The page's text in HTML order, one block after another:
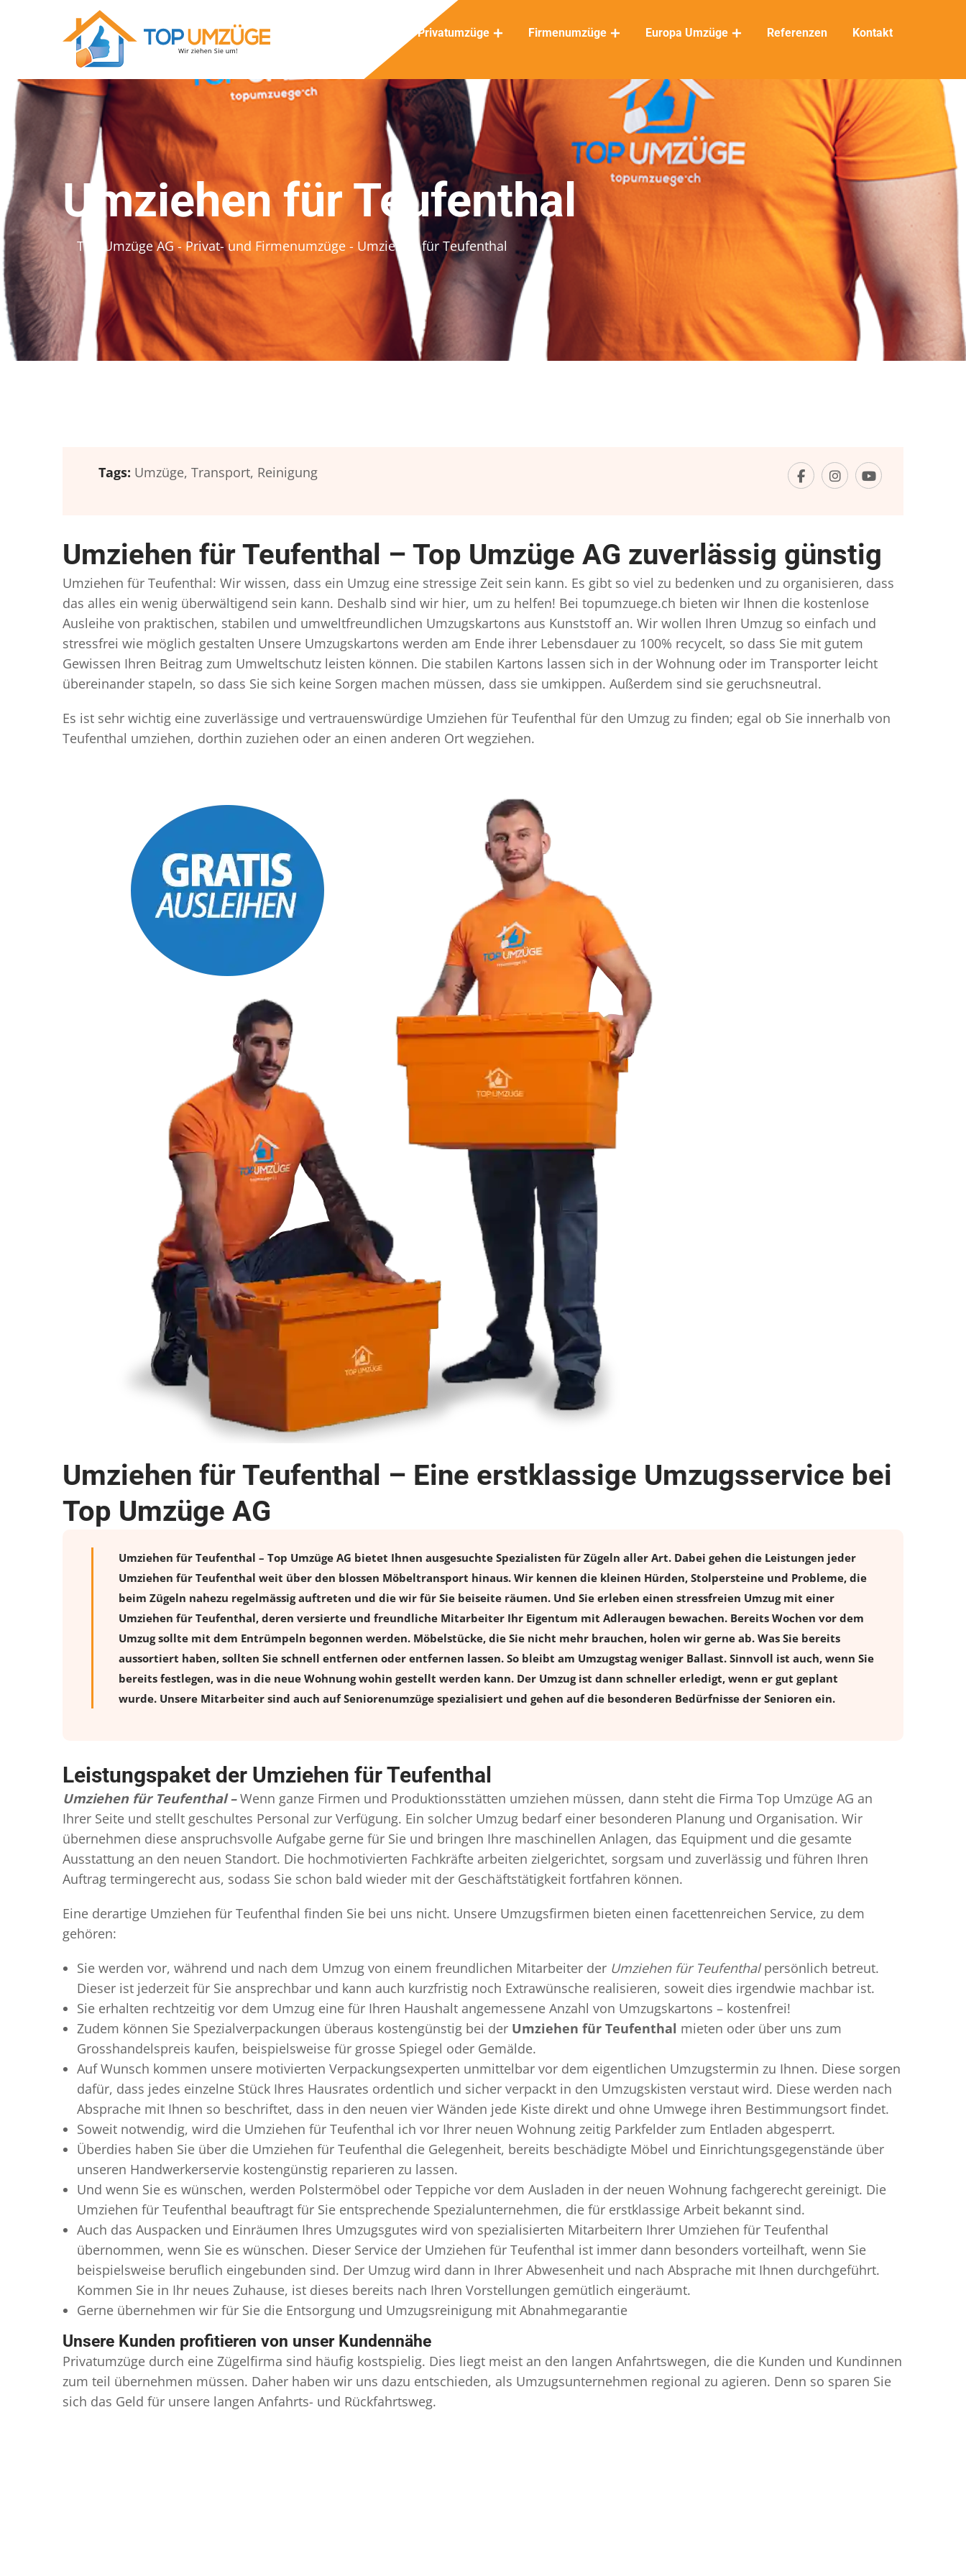
Privatumzüge Firmenumzüge Europa Umzüge Referenzen Kontakt
Umziehen für Teufenthal
Top Umzüge AG - Privat- und Firmenumzüge - Umziehen für Teufenthal
Tags: Umzüge, Transport, Reinigung
Umziehen für Teufenthal – Top Umzüge AG zuverlässig günstig
Umziehen für Teufenthal: Wir wissen, dass ein Umzug eine stressige Zeit sein kann. Es gibt so viel zu bedenken und zu organisieren, dass
das alles ein wenig überwältigend sein kann. Deshalb sind wir hier, um zu helfen! Bei topumzuege.ch bieten wir Ihnen die kostenlose
Ausleihe von praktischen, stabilen und umweltfreundlichen Umzugskartons aus Kunststoff an. Wir wollen Ihren Umzug so einfach und
stressfrei wie möglich gestalten Unsere Umzugskartons werden am Ende ihrer Lebensdauer zu 100% recycelt, so dass Sie mit gutem
Gewissen Ihren Beitrag zum Umweltschutz leisten können. Die stabilen Kartons lassen sich in der Wohnung oder im Transporter leicht
übereinander stapeln, so dass Sie sich keine Sorgen machen müssen, dass sie umkippen. Außerdem sind sie geruchsneutral.
Es ist sehr wichtig eine zuverlässige und vertrauenswürdige Umziehen für Teufenthal für den Umzug zu finden; egal ob Sie innerhalb von
Teufenthal umziehen, dorthin zuziehen oder an einen anderen Ort wegziehen.
Umziehen für Teufenthal – Eine erstklassige Umzugsservice bei
Top Umzüge AG
Umziehen für Teufenthal – Top Umzüge AG bietet Ihnen ausgesuchte Spezialisten für Zügeln aller Art. Dabei gehen die Leistungen jeder
Umziehen für Teufenthal weit über den blossen Möbeltransport hinaus. Wir kennen die kleinen Hürden, Stolpersteine und Probleme, die
beim Zügeln nahezu regelmässig auftreten und die wir für Sie beiseite räumen. Und Sie erleben einen stressfreien Umzugmit einer
Umziehen für Teufenthal, deren versierte und freundliche Mitarbeiter Ihr Eigentum mit Adleraugen bewachen. Bereits Wochen vor dem
Umzug sollte mit dem Entrümpeln begonnen werden. Möbelstücke, die Sie nicht mehr brauchen, holen wir gerne ab. Was Sie bereits
aussortiert haben, sollten Sie schnell entfernen oder entfernen lassen. So bleibt am Umzugstag weniger Ballast. Sinnvoll ist auch, wenn Sie
bereits festlegen, was in die neue Wohnung wohin gestellt werden kann. Der Umzug ist dann schneller erledigt, wenn er gut geplant
wurde. Unsere Mitarbeiter sind auch auf Seniorenumzüge spezialisiert und gehen auf die besonderen Bedürfnisse der Senioren ein.
Leistungspaket der Umziehen für Teufenthal
Umziehen für Teufenthal – Wenn ganze Firmen und Produktionsstätten umziehen müssen, dann steht die Firma Top Umzüge AG an
Ihrer Seite und stellt geschultes Personal zur Verfügung. Ein solcher Umzug bedarf einer besonderen Planung und Organisation. Wir
übernehmen diese anspruchsvolle Aufgabe gerne für Sie und bringen Ihre maschinellen Anlagen, das Equipment und die gesamte
Ausstattung an den neuen Standort. Die hochmotivierten Fachkräfte arbeiten zielgerichtet, sorgsam und zuverlässig und führen Ihren
Auftrag termingerecht aus, sodass Sie schon bald wieder mit der Geschäftstätigkeit fortfahren können.
Eine derartige Umziehen für Teufenthal finden Sie bei uns nicht. Unsere Umzugsfirmen bieten einen facettenreichen Service, zu dem
gehören:
Sie werden vor, während und nach dem Umzug von einem freundlichen Mitarbeiter der Umziehen für Teufenthalpersönlich betreut.
Dieser ist jederzeit für Sie ansprechbar und kann auch kurzfristig noch Extrawünsche realisieren, soweit dies irgendwie machbar ist.
Sie erhalten rechtzeitig vor dem Umzug eine für Ihren Haushalt angemessene Anzahl von Umzugskartons – kostenfrei!
Zudem können Sie Spezialverpackungen überaus kostengünstig bei der Umziehen für Teufenthal mieten oder über uns zum
Grosshandelspreis kaufen, beispielsweise für grosse Spiegel oder Gemälde.
Auf Wunsch kommen unsere motivierten Verpackungsexperten unmittelbar vor dem eigentlichen Umzugstermin zu Ihnen. Diese sorgen
dafür, dass jedes einzelne Stück Ihres Hausrates ordentlich und sicher verpackt in den Umzugskisten verstaut wird. Diese werden nach
Absprache mit Ihnen so beschriftet, dass in den neuen vier Wänden jede Kiste direkt und ohne Umwege ihren Bestimmungsort findet.
Soweit notwendig, wird die Umziehen für Teufenthal ich vor Ihrer neuen Wohnung zeitig Parkfelder zum Entladen abgesperrt.
Überdies haben Sie über die Umziehen für Teufenthal die Gelegenheit, bereits beschädigte Möbel und Einrichtungsgegenstände über
unseren Handwerkerservie kostengünstig reparieren zu lassen.
Und wenn Sie es wünschen, werden Polstermöbel oder Teppiche vor dem Ausladen in der neuen Wohnung fachgerecht gereinigt. Die
Umziehen für Teufenthal beauftragt für Sie entsprechende Spezialunternehmen, die für erstklassige Arbeit bekannt sind.
Auch das Auspacken und Einräumen Ihres Umzugsgutes wird von spezialisierten Mitarbeitern Ihrer Umziehen für Teufenthal
übernommen, wenn Sie es wünschen. Dieser Service der Umziehen für Teufenthal ist immer dann besonders vorteilhaft, wenn Sie
beispielsweise beruflich eingebunden sind. Der Umzug wird dann in Ihrer Abwesenheit und nach Absprache mit Ihnen durchgeführt.
Kommen Sie in Ihr neues Zuhause, ist dieses bereits nach Ihren Vorstellungen gemütlich eingeräumt.
Gerne übernehmen wir für Sie die Entsorgung und Umzugsreinigung mit Abnahmegarantie
Unsere Kunden profitieren von unser Kundennähe
Privatumzüge durch eine Zügelfirma sind häufig kostspielig. Dies liegt meist an den langen Anfahrtswegen, die die Kunden und Kundinnen
zum teil übernehmen müssen. Daher haben wir uns dazu entschieden, als Umzugsunternehmen regional zu agieren. Denn so sparen Sie
sich das Geld für unsere langen Anfahrts- und Rückfahrtsweg.